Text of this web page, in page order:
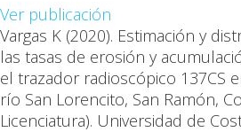
Ver publicación
Vargas K (2020). Estimación y
las tasas de erosión y
el trazador radioscópico 137CS
río San Lorencito, San Ramón,
Licenciatura). Universidad de